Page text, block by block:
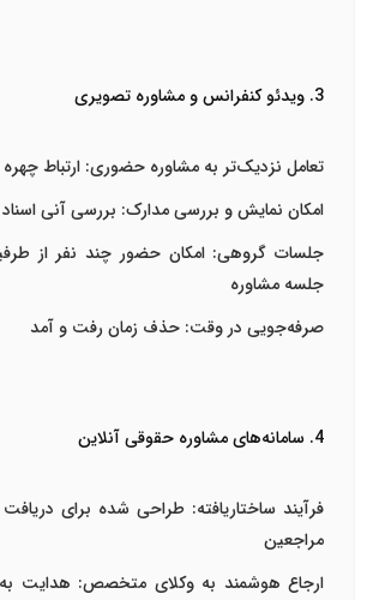
3. ویدئو کنفرانس و مشاوره تصویری
تعامل نزدیک‌تر به مشاوره حضوری: ارتباط
امکان نمایش و بررسی مدارک: بررسی آنی
جلسات گروهی: امکان حضور چند نفر از
جلسه مشاوره
صرفه‌جویی در وقت: حذف زمان رفت و آمد
4. سامانه‌های مشاوره حقوقی آنلاین
فرآیند ساختاریافته: طراحی شده برای دریافت
مراجعین
ارجاع هوشمند به وکلای متخصص: هدایت